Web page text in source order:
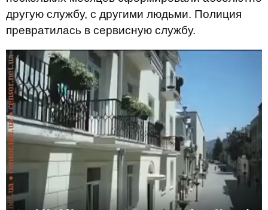
другую службу, с другими людьми. Полиция
превратилась в сервисную службу.